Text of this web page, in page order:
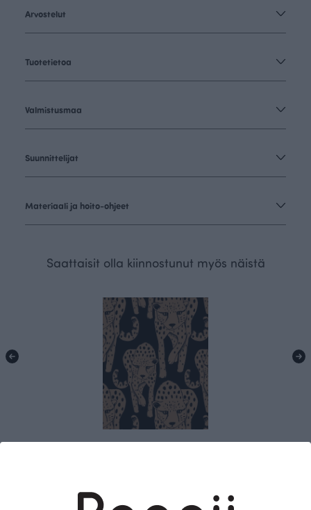
Arvostelut
Tuotetietoa
Valmistusmaa
Suunnittelijat
Materiaali ja hoito-ohjeet
Saattaisit olla kiinnostunut myös näistä